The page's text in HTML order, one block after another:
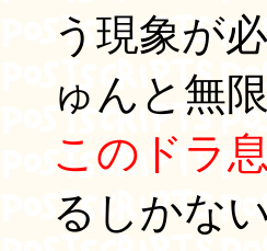
う現象が
ゅんと無
このドラ
るしかな